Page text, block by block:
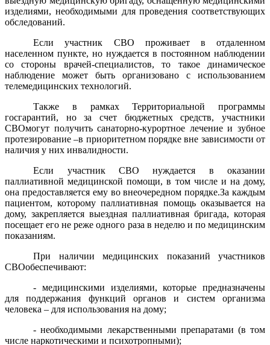
изделиями, необходимыми для проведения соответствующих
обследований.
Если участник СВО проживает в отдаленном
населенном пункте, но нуждается в постоянном наблюдении
со стороны врачей-специалистов, то такое динамическое
наблюдение может быть организовано с использованием
телемедицинских технологий.
Также в рамках Территориальной программы
госгарантий, но за счет бюджетных средств, участники
СВОмогут получить санаторно-курортное лечение и зубное
протезирование –в приоритетном порядке вне зависимости от
наличия у них инвалидности.
Если участник СВО нуждается в оказании
паллиативной медицинской помощи, в том числе и на дому,
она предоставляется ему во внеочередном порядке.За каждым
пациентом, которому паллиативная помощь оказывается на
дому, закрепляется выездная паллиативная бригада, которая
посещает его не реже одного раза в неделю и по медицинским
показаниям.
При наличии медицинских показаний участников
СВОобеспечивают:
- медицинскими изделиями, которые предназначены
для поддержания функций органов и систем организма
человека – для использования на дому;
- необходимыми лекарственными препаратами (в том
числе наркотическими и психотропными);